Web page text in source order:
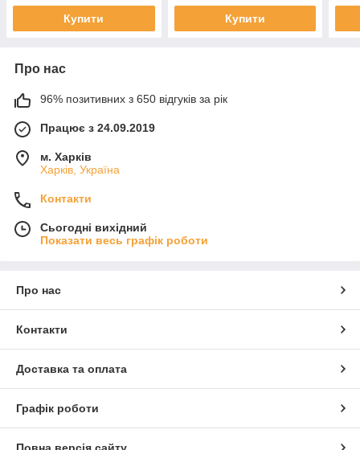
Купити Купити
Про нас
96% позитивних з 650 відгуків за рік
Працює з 24.09.2019
м. Харків
Харків, Україна
Контакти
Сьогодні вихідний
Показати весь графік роботи
Про нас
Контакти
Доставка та оплата
Графік роботи